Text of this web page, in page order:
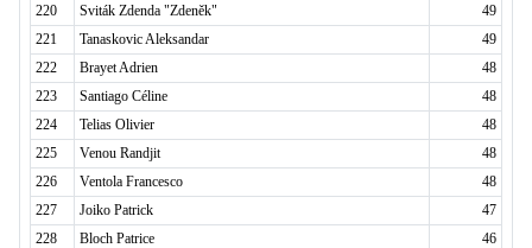
220
Sviták Zdenda "Zdeněk"
49
221
Tanaskovic Aleksandar
49
222
Brayet Adrien
48
223
Santiago Céline
48
224
Telias Olivier
48
225
Venou Randjit
48
226
Ventola Francesco
48
227
Joiko Patrick
47
228
Bloch Patrice
46